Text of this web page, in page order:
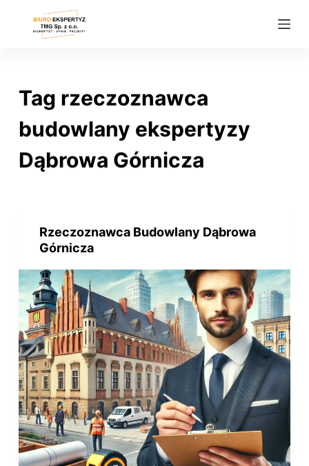
Tag rzeczoznawca
budowlany ekspertyzy
Dąbrowa Górnicza
Rzeczoznawca Budowlany Dąbrowa
Górnicza